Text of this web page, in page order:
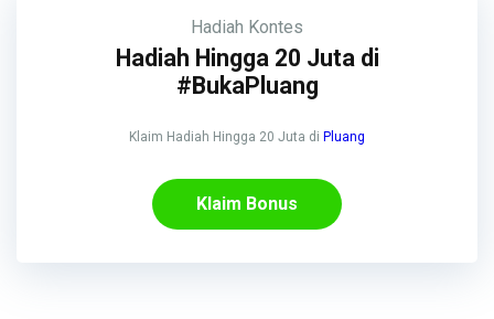
Hadiah Kontes
Hadiah Hingga 20 Juta di
#BukaPluang
Klaim Hadiah Hingga 20 Juta di Pluang
Klaim Bonus